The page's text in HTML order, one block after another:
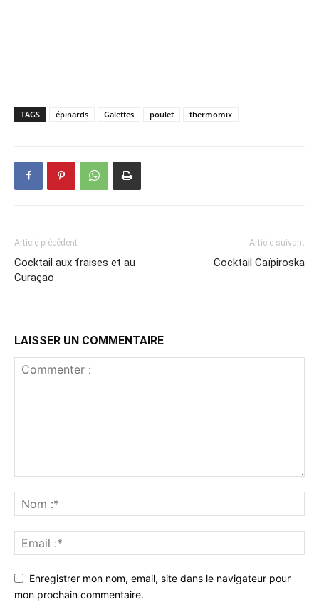
TAGS épinards Galettes poulet thermomix
Article précédent
Cocktail aux fraises et au
Curaçao
Article suivant
Cocktail Caïpiroska
LAISSER UN COMMENTAIRE
Enregistrer mon nom, email, site dans le navigateur pour
mon prochain commentaire.